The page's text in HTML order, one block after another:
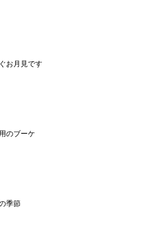
お月見です
のブーケ
季節